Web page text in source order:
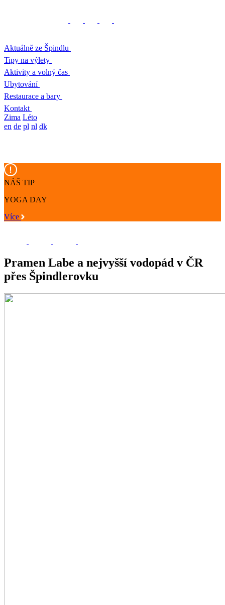
Aktuálně ze Špindlu
Tipy na výlety
Aktivity a volný čas
Ubytování
Restaurace a bary
Kontakt
Zima Léto
en de pl nl dk
NÁŠ TIP
YOGA DAY
Více
Pramen Labe a nejvyšší vodopád v ČR
přes Špindlerovku